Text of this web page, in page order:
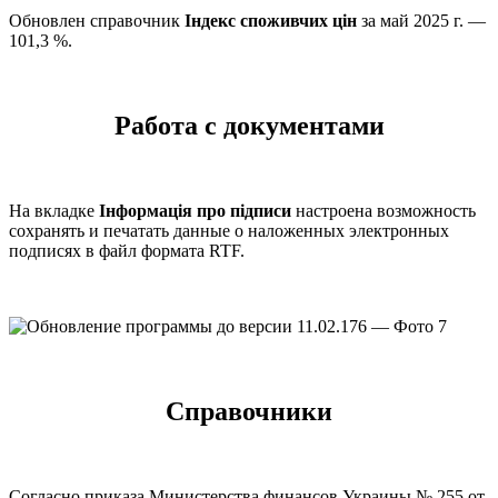
Обновлен справочник Індекс споживчих цін за май 2025 г. —
101,3 %.
Работа с документами
На вкладке Інформація про підписи настроена возможность
сохранять и печатать данные о наложенных электронных
подписях в файл формата RTF.
Справочники